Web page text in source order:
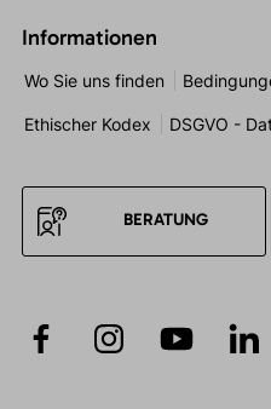
Informationen
Wo Sie uns finden
Ethischer Kodex DSGVO -
BERATUNG